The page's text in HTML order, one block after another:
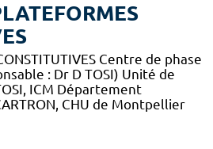
Centre de phase
: Dr D TOSI) Unité de
ICM Département
CHU de Montpellier